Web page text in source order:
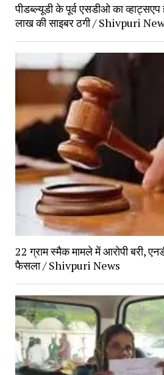
पीडब्ल्यूडी के पूर्व एसडीओ का
लाख की साइबर ठगी / Shivpuri
22 ग्राम स्मैक मामले में आरोपी बरी,
फैसला / Shivpuri News